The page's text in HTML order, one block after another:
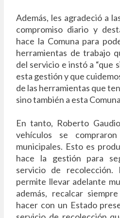
Además, les agradeció a
compromiso diario y
hace la Comuna para
herramientas de trabajo
del servicio e instó a “que
esta gestión y que
de las herramientas que
sino también a esta
En tanto, Roberto
vehículos se
municipales. Esto es
hace la gestión para
servicio de
permite llevar adelante
además, recalcar
hacer con un Estado